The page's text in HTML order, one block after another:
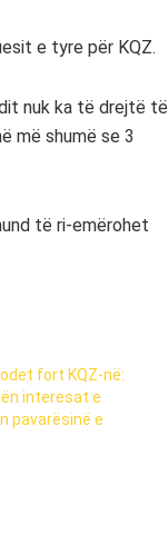
e tyre për KQZ.
nuk ka të drejtë të
më shumë se 3
të ri-emërohet
fort KQZ-në:
interesat e
pavarësinë e